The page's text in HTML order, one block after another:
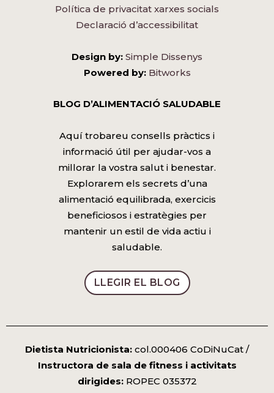
Política de privacitat xarxes socials
Declaració d’accessibilitat
Design by: Simple Dissenys
Powered by: Bitworks
BLOG D’ALIMENTACIÓ SALUDABLE
Aquí trobareu consells pràctics i
informació útil per ajudar-vos a
millorar la vostra salut i benestar.
Explorarem els secrets d’una
alimentació equilibrada, exercicis
beneficiosos i estratègies per
mantenir un estil de vida actiu i
saludable.
LLEGIR EL BLOG
Dietista Nutricionista: col.000406 CoDiNuCat /
Instructora de sala de fitness i activitats
dirigides:ROPEC 035372